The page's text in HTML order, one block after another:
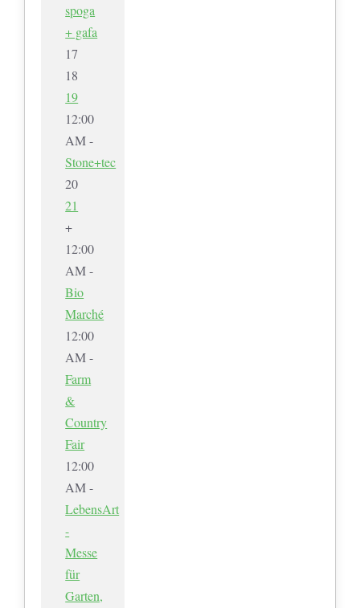
spoga
+ gafa
17
18
19
12:00
AM -
Stone+tec
20
21
+
12:00
AM -
Bio
Marché
12:00
AM -
Farm
&
Country
Fair
12:00
AM -
LebensArt
-
Messe
für
Garten,